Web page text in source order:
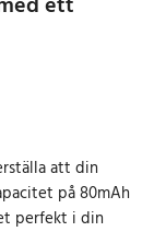
att din
på 80mAh
perfekt i din